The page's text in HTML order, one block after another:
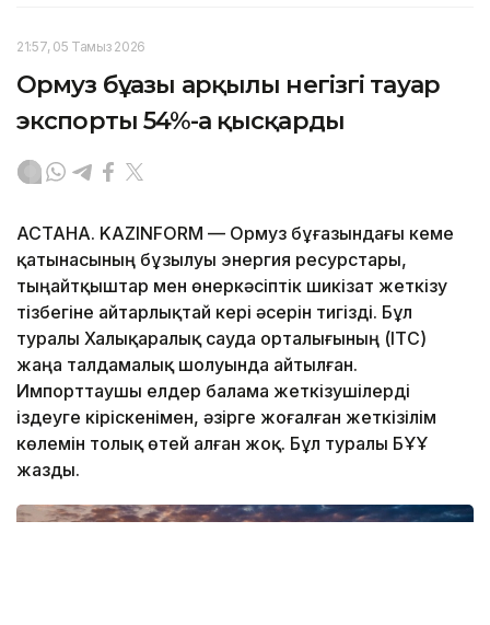
21:57, 05 Тамыз 2026
Ормуз бұғазы арқылы негізгі тауар
экспорты 54%-ға қысқарды
АСТАНА. KAZINFORM — Ормуз бұғазындағы кеме
қатынасының бұзылуы энергия ресурстары,
тыңайтқыштар мен өнеркәсіптік шикізат жеткізу
тізбегіне айтарлықтай кері әсерін тигізді. Бұл
туралы Халықаралық сауда орталығының (ITC)
жаңа талдамалық шолуында айтылған.
Импорттаушы елдер балама жеткізушілерді
іздеуге кіріскенімен, әзірге жоғалған жеткізілім
көлемін толық өтей алған жоқ. Бұл туралы БҰҰ
жазды.